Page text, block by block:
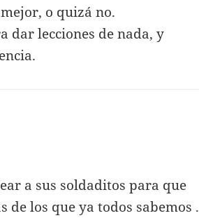
o quizá no.
dar lecciones de nada, y
a sus soldaditos para que
de los que ya todos sabemos .